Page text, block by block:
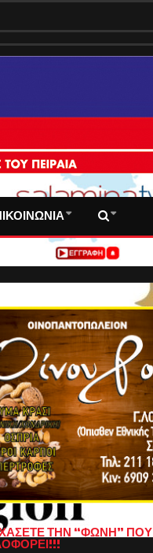
ΤΗΝ “ΦΩΝΗ” ΠΟΥ